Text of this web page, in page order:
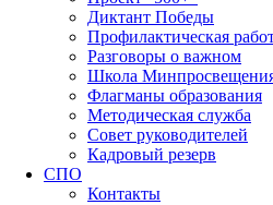
Диктант Победы
Профилактическая
Разговоры о важном
Школа
Флагманы образования
Методическая служба
Совет руководителей
Кадровый резерв
СПО
Контакты